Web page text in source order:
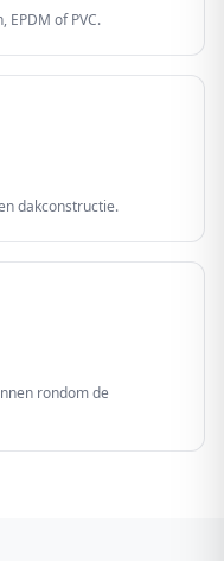
of PVC.
dakconstructie.
rondom de